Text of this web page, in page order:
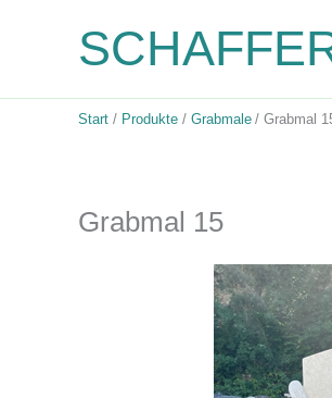
Start Produkte Grabmale Grabmal
Grabmal 15